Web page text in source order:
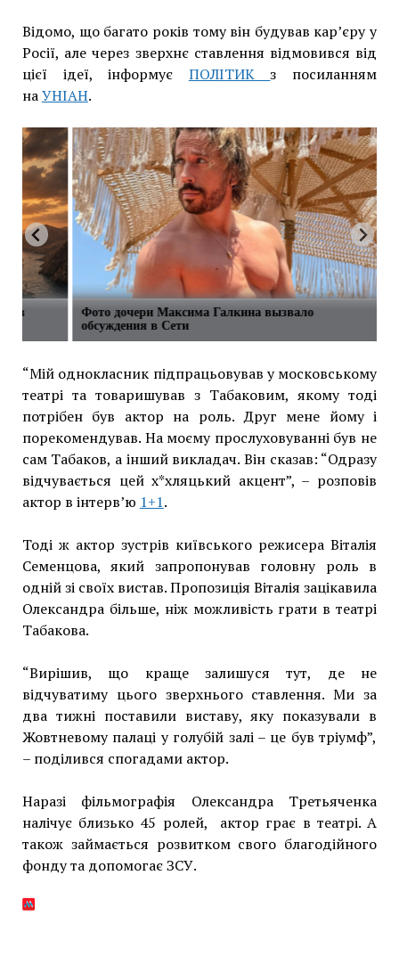
Відомо, що багато років тому він будував кар’єру у
Росії, але через зверхнє ставлення відмовився від
цієї ідеї, інформує ПОЛІТИКз посиланням
наУНІАН.
в
Фото дочери Максима Галкина вызвало
обсуждения в Сети
“Мій однокласник підпрацьовував у московському
театрі та товаришував з Табаковим, якому тоді
потрібен був актор на роль. Друг мене йому і
порекомендував. На моєму прослуховуванні був не
сам Табаков, а інший викладач. Він сказав: “Одразу
відчувається цей х*хляцький акцент”, – розповів
актор в інтерв’ю 1+1.
Тоді ж актор зустрів київського режисера Віталія
Семенцова, який запропонував головну роль в
одній зі своїх вистав. Пропозиція Віталія зацікавила
Олександра більше, ніж можливість грати в театрі
Табакова.
“Вирішив, що краще залишуся тут, де не
відчуватиму цього зверхнього ставлення. Ми за
два тижні поставили виставу, яку показували в
Жовтневому палаці у голубій залі – це був тріумф”,
– поділився спогадами актор.
Наразі фільмографія Олександра Третьяченка
налічує близько 45 ролей, актор грає в театрі. А
також займається розвитком свого благодійного
фонду та допомогає ЗСУ.